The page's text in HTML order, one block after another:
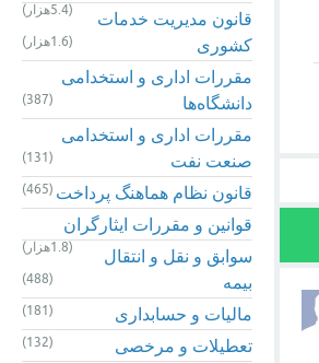
(5.4هزار)
قانون مدیریت خدمات
کشوری
(1.6هزار)
مقررات اداری و استخدامی
دانشگاه‌ها
(387)
مقررات اداری و استخدامی
صنعت نفت
(131)
قانون نظام هماهنگ پرداخت (465)
قوانین و مقررات ایثارگران
(1.8هزار)
سوابق و نقل و انتقال
بیمه‌
(488)
مالیات و حسابداری (181)
تعطیلات و مرخصی (132)